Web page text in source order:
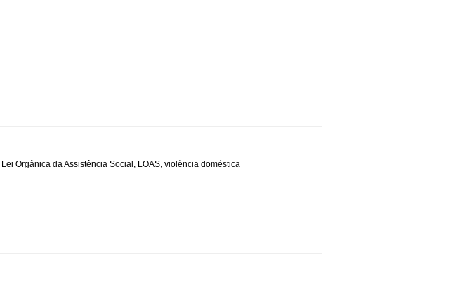
Lei Orgânica da Assistência Social , LOAS, violência doméstica